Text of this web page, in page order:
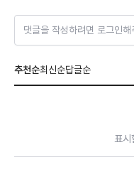
댓글을 작성하려면 로그인해
추천순최신순답글순
표시